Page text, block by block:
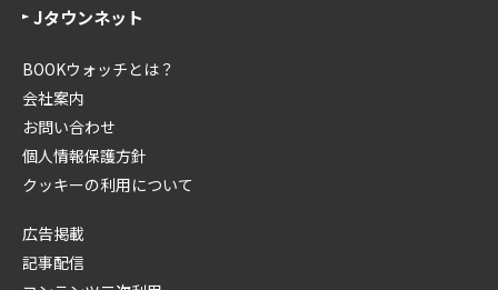
Jタウンネット
BOOKウォッチとは？
会社案内
お問い合わせ
個人情報保護方針
クッキーの利用について
広告掲載
記事配信